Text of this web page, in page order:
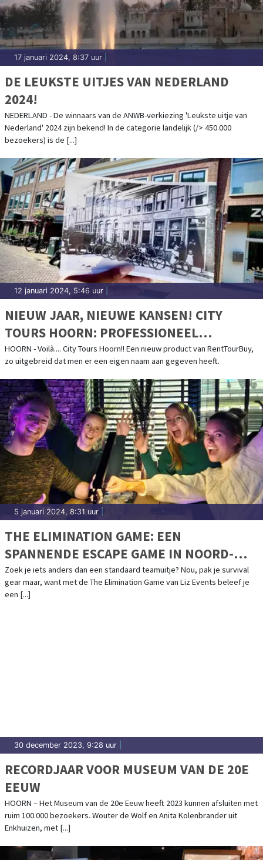
17 januari 2024, 8:37 uur
DE LEUKSTE UITJES VAN NEDERLAND
2024!
NEDERLAND - De winnaars van de ANWB-verkiezing 'Leukste uitje van
Nederland' 2024 zijn bekend! In de categorie landelijk (/> 450.000
bezoekers) is de [...]
12 januari 2024, 5:46 uur
NIEUW JAAR, NIEUWE KANSEN! CITY
TOURS HOORN: PROFESSIONEEL
BEGELEIDE TOURS DOOR HOORN EN
WEST-FRIESLAND
HOORN - Voilà.... City Tours Hoorn!! Een nieuw product van RentTourBuy,
zo uitgebreid dat men er een eigen naam aan gegeven heeft.
5 januari 2024, 8:31 uur
THE ELIMINATION GAME: EEN
SPANNENDE ESCAPE GAME IN NOORD-
HOLLAND
Zoek je iets anders dan een standaard teamuitje? Nou, pak je survival
gear maar, want met de The Elimination Game van Liz Events beleef je
een [...]
30 december 2023, 9:28 uur
RECORDJAAR VOOR MUSEUM VAN DE 20E
EEUW
HOORN – Het Museum van de 20e Eeuw heeft 2023 kunnen afsluiten met
ruim 100.000 bezoekers. Wouter de Wolf en Anita Kolenbrander uit
Enkhuizen, met [...]